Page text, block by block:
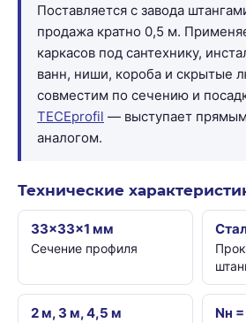
Поставляется с завода
продажа кратно 0,5 м.
каркасов под сантехнику,
ванн, ниши, короба и скрытые
совместим по сечению и
TECEprofil — выступает
аналогом.
Технические
33×33×1 мм
Сечение профиля
2 м, 3 м, 4,5 м Nн